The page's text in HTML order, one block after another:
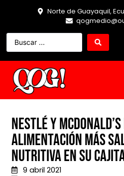
Norte de Guayaquil,
Nestlé y
alimentación más
nutritiva en su
9 abril 2021